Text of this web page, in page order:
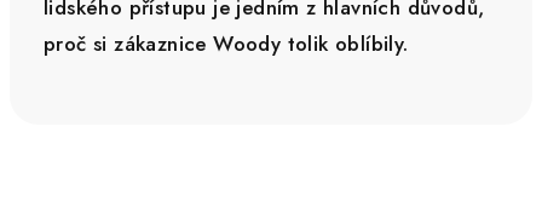
lidského přístupu je jedním z hlavních důvodů,
proč si zákaznice Woody tolik oblíbily.